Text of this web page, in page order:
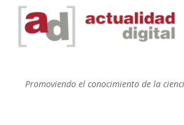
Promoviendo el conocimiento de la